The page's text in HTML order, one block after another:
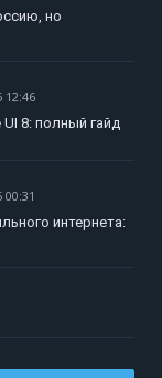
но
12:46
8: полный гайд
00:31
интернета: